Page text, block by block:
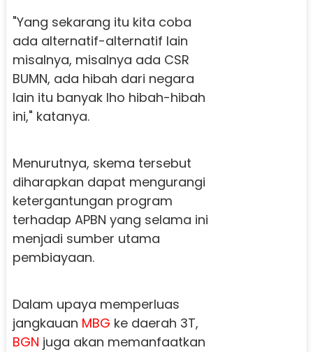
"Yang sekarang itu kita coba
ada alternatif-alternatif lain
misalnya, misalnya ada CSR
BUMN, ada hibah dari negara
lain itu banyak lho hibah-hibah
ini," katanya.
Menurutnya, skema tersebut
diharapkan dapat mengurangi
ketergantungan program
terhadap APBN yang selama ini
menjadi sumber utama
pembiayaan.
Dalam upaya memperluas
jangkauan MBG ke daerah 3T,
BGN juga akan memanfaatkan